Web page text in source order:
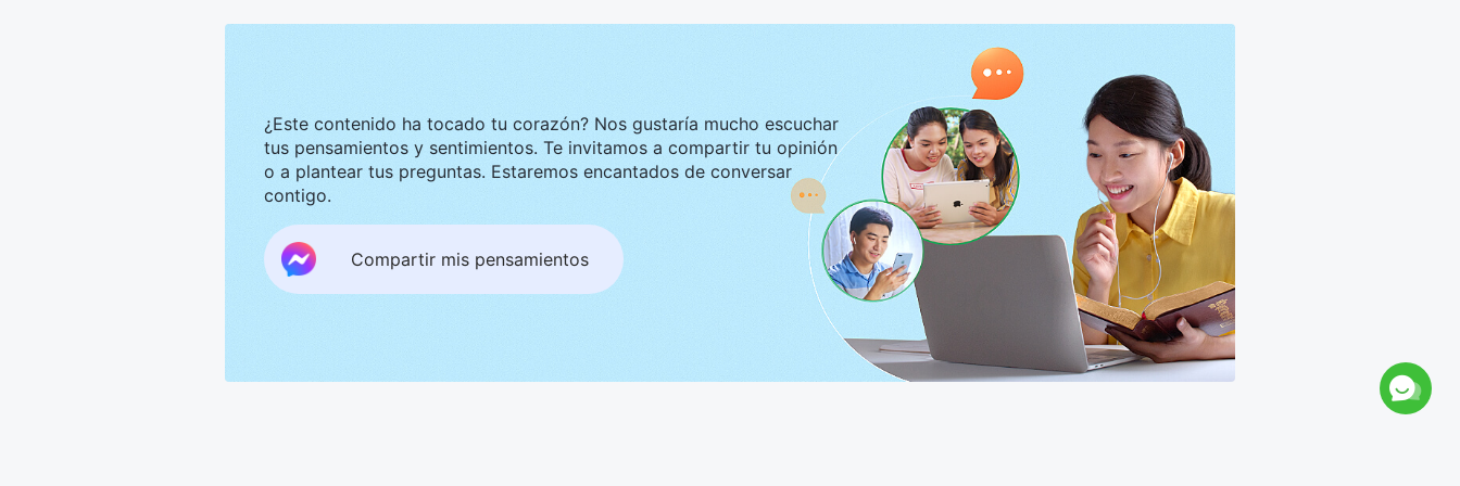
¿Este contenido ha tocado tu corazón? Nos gustaría mucho escuchar
tus pensamientos y sentimientos. Te invitamos a compartir tu opinión
o a plantear tus preguntas. Estaremos encantados de conversar
contigo.
Compartir mis pensamientos